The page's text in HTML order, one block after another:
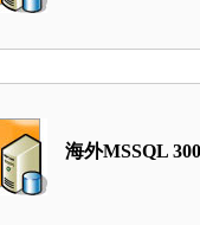
海外MSSQL